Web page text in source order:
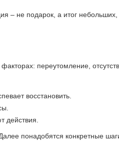
– не подарок, а итог
переутомление,
восстановить.
действия.
понадобятся конкретные